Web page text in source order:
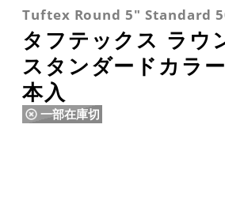
Tuftex Round 5" Standard
タフテックス ラウ
スタンダードカラ
本入
一部在庫切